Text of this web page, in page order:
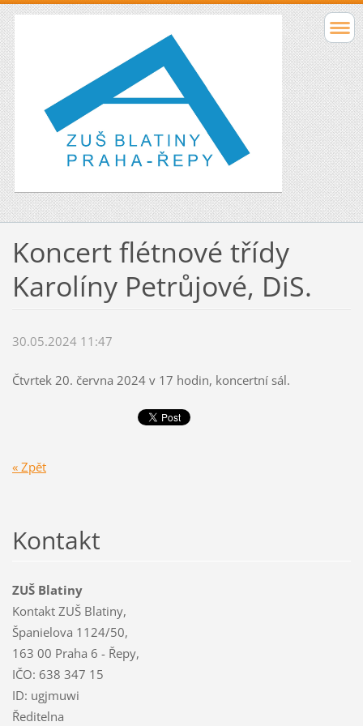
Koncert flétnové třídy
Karolíny Petrůjové, DiS.
30.05.2024 11:47
Čtvrtek 20. června 2024 v 17 hodin, koncertní sál.
« Zpět
Kontakt
ZUŠ Blatiny
Kontakt ZUŠ Blatiny,
Španielova 1124/50,
163 00 Praha 6 - Řepy,
IČO: 638 347 15
ID: ugjmuwi
Ředitelna